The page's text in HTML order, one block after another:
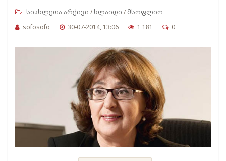
სიახლეთა არქივი /სლაიდი /მსოფლიო
sofosofo
30-07-2014, 13:06 1 181 0